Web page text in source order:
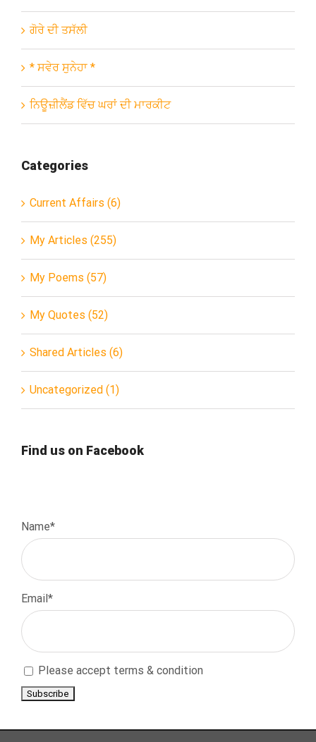
ਗੋਰੇ ਦੀ ਤਸੱਲੀ
* ਸਵੇਰ ਸੁਨੇਹਾ *
ਨਿਊਜ਼ੀਲੈਂਡ ਵਿੱਚ ਘਰਾਂ ਦੀ ਮਾਰਕੀਟ
Categories
Current Affairs (6)
My Articles (255)
My Poems (57)
My Quotes (52)
Shared Articles (6)
Uncategorized (1)
Find us on Facebook
Name*
Email*
Please accept terms & condition